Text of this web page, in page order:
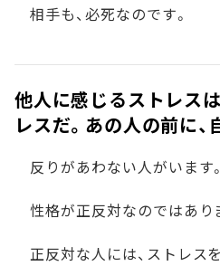
相手も、必死なのです。
他人に感じるストレス
レスだ。あの人の前に、
反りがあわない人がいます。
性格が正反対なのではあり
正反対な人には、ストレス